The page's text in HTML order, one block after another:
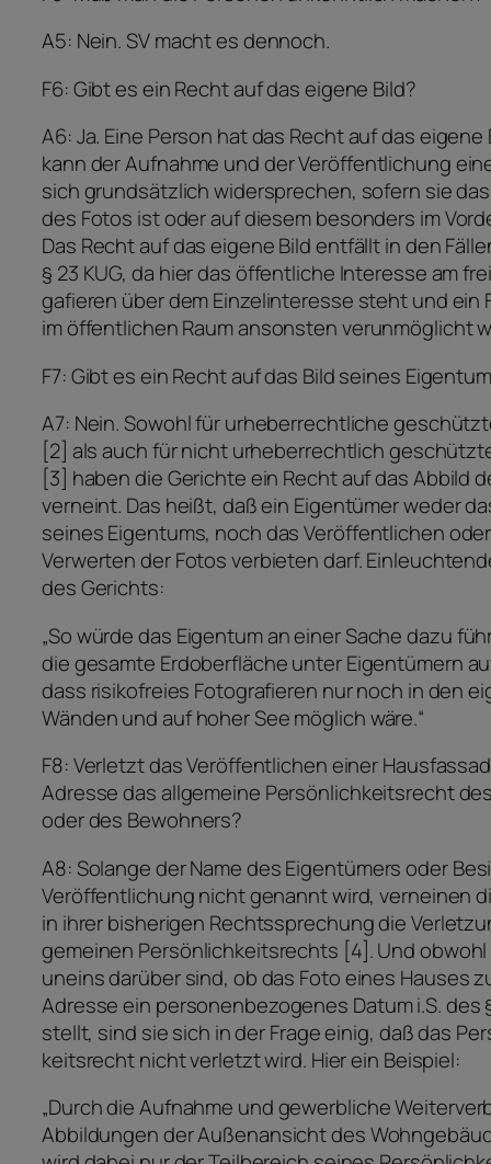
A5: Nein. SV macht es dennoch.
F6: Gibt es ein Recht auf das eigene Bild?
A6: Ja. Eine Person hat das Recht auf das eigene
kann der Aufnahme und der Veröffentlichung
sich grundsätzlich widersprechen, sofern sie
des Fotos ist oder auf diesem besonders im
Das Recht auf das eigene Bild entfällt in den
§ 23 KUG, da hier das öffentliche Interesse am
gafieren über dem Einzelinteresse steht und ein
im öffentlichen Raum ansonsten verunmöglicht
F7: Gibt es ein Recht auf das Bild seines
A7: Nein. Sowohl für urheberrechtliche
[2] als auch für nicht urheberrechtlich
[3] haben die Gerichte ein Recht auf das Abbild
verneint. Das heißt, daß ein Eigentümer weder
seines Eigentums, noch das Veröffentlichen
Verwerten der Fotos verbieten darf.
des Gerichts:
„So würde das Eigentum an einer Sache dazu
die gesamte Erdoberfläche unter Eigentümern
dass risikofreies Fotografieren nur noch in den
Wänden und auf hoher See möglich wäre.“
F8: Verletzt das Veröffentlichen einer
Adresse das allgemeine Persönlichkeitsrecht
oder des Bewohners?
A8: Solange der Name des Eigentümers oder
Veröffentlichung nicht genannt wird, verneinen
in ihrer bisherigen Rechtssprechung die
gemeinen Persönlichkeitsrechts [4]. Und
uneins darüber sind, ob das Foto eines Hauses
Adresse ein personenbezogenes Datum i.S. des
stellt, sind sie sich in der Frage einig, daß das
keitsrecht nicht verletzt wird. Hier ein Beispiel:
„Durch die Aufnahme und gewerbliche
Abbildungen der Außenansicht des